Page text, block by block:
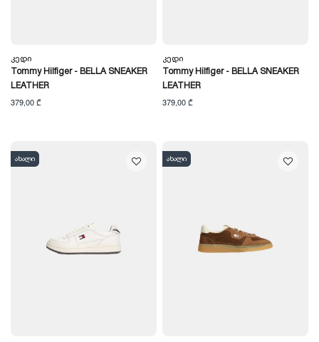
Კედი
Tommy Hilfiger - BELLA SNEAKER
LEATHER
379,00 ₾
Კედი
Tommy Hilfiger - BELLA SNEAKER
LEATHER
379,00 ₾
ახალი ახალი